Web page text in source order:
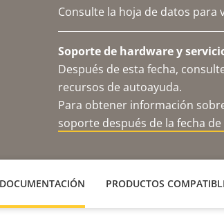
Consulte la hoja de datos para
Soporte de hardware y
Después de esta fecha,
recursos de autoayuda.
Para obtener información
soporte después de la fecha
DOCUMENTACIÓN PRODUCTOS